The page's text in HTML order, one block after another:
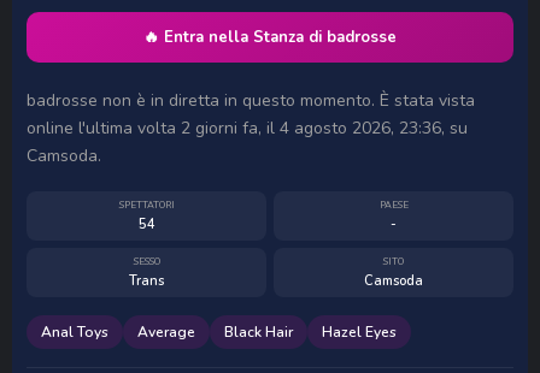
🔥 Entra nella Stanza di badrosse
badrosse non è in diretta in questo momento. È stata vista
online l'ultima volta 2 giorni fa, il 4 agosto 2026, 23:36, su
Camsoda.
SPETTATORI
54
PAESE
-
SESSO
Trans
SITO
Camsoda
Anal Toys Average Black Hair Hazel Eyes